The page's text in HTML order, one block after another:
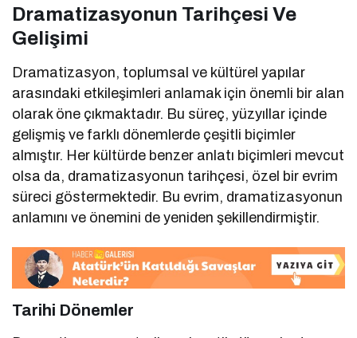
Dramatizasyonun Tarihçesi Ve
Gelişimi
Dramatizasyon, toplumsal ve kültürel yapılar
arasındaki etkileşimleri anlamak için önemli bir alan
olarak öne çıkmaktadır. Bu süreç, yüzyıllar içinde
gelişmiş ve farklı dönemlerde çeşitli biçimler
almıştır. Her kültürde benzer anlatı biçimleri mevcut
olsa da, dramatizasyonun tarihçesi, özel bir evrim
süreci göstermektedir. Bu evrim, dramatizasyonun
anlamını ve önemini de yeniden şekillendirmiştir.
Tarihi Dönemler